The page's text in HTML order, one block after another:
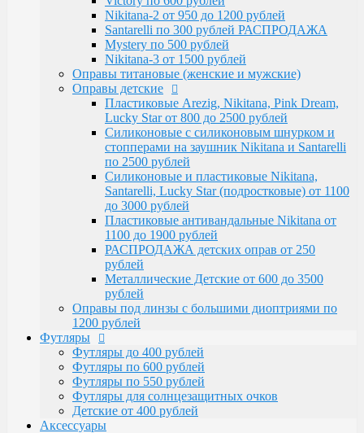
Santarelli, Lucky Star (подростковые) от 1100
до 3000 рублей
Пластиковые антивандальные Nikitana от
1100 до 1900 рублей
РАСПРОДАЖА детских оправ от 250 рублей
Металлические Детские от 600 до 3500
рублей
Оправы под линзы с большими диоптриями по
1200 рублей
Футляры до 400 рублей
Футляры по 600 рублей
Футляры по 550 рублей
Футляры для солнцезащитных очков
Детские от 400 рублей
Распродажа
Nikitana-2 от 950 до 1200 рублей
Santarelli по 300 рублей РАСПРОДАЖА
Mystery по 500 рублей
Nikitana-3 от 1500 рублей
Оправы титановые (женские и мужские)
Оправы детские
Пластиковые Arezig, Nikitana, Pink Dream,
Lucky Star от 800 до 2500 рублей
Силиконовые с силиконовым шнурком и
стопперами на заушник Nikitana и Santarelli
по 2500 рублей
Силиконовые и пластиковые Nikitana,
Santarelli, Lucky Star (подростковые) от 1100
до 3000 рублей
Пластиковые антивандальные Nikitana от
1100 до 1900 рублей
РАСПРОДАЖА детских оправ от 250
рублей
Металлические Детские от 600 до 3500
рублей
Оправы под линзы с большими диоптриями по
1200 рублей
Футляры
Футляры до 400 рублей
Футляры по 600 рублей
Футляры по 550 рублей
Футляры для солнцезащитных очков
Детские от 400 рублей
Аксессуары